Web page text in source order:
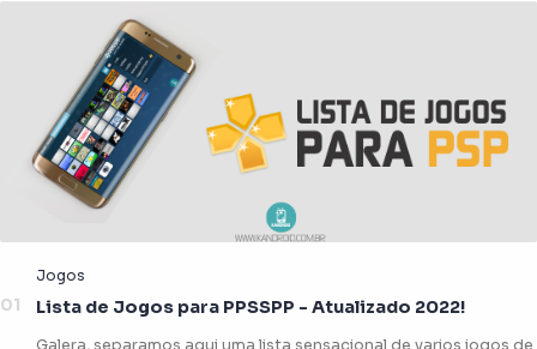
Lista de Jogos para PPSSPP - Atualizado 2022!